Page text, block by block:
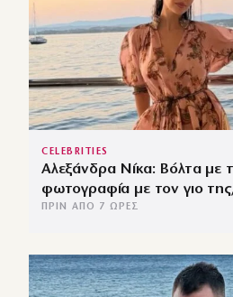
CELEBRITIES
Αλεξάνδρα Νίκα: Βόλτα με
φωτογραφία με τον γιο
ΠΡΙΝ ΑΠΌ 7 ΏΡΕΣ